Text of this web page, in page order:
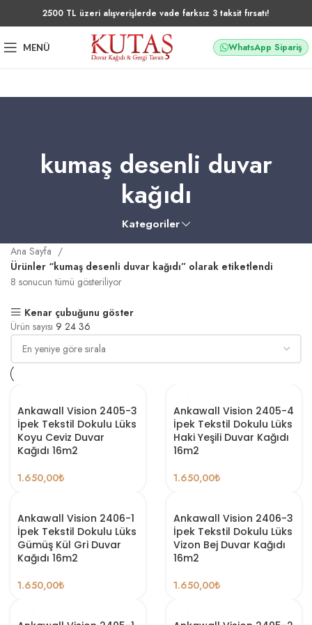
2500 TL üzeri alışverişlerde vade farksız 3 taksit fırsatı!
MENÜ WhatsApp Sipariş
kumaş desenli duvar
kağıdı
Kategoriler
Ana Sayfa
Ürünler “kumaş desenli duvar kağıdı” olarak etiketlendi
8 sonucun tümü gösteriliyor
Kenar çubuğunu göster
Ürün sayısı 9 24 36
Ankawall Vision 2405-3
İpek Tekstil Dokulu Lüks
Koyu Ceviz Duvar
Kağıdı 16m2
1.650,00₺
Ankawall Vision 2405-4
İpek Tekstil Dokulu Lüks
Haki Yeşili Duvar Kağıdı
16m2
1.650,00₺
Ankawall Vision 2406-1
İpek Tekstil Dokulu Lüks
Gümüş Kül Gri Duvar
Kağıdı 16m2
1.650,00₺
Ankawall Vision 2406-3
İpek Tekstil Dokulu Lüks
Vizon Bej Duvar Kağıdı
16m2
1.650,00₺